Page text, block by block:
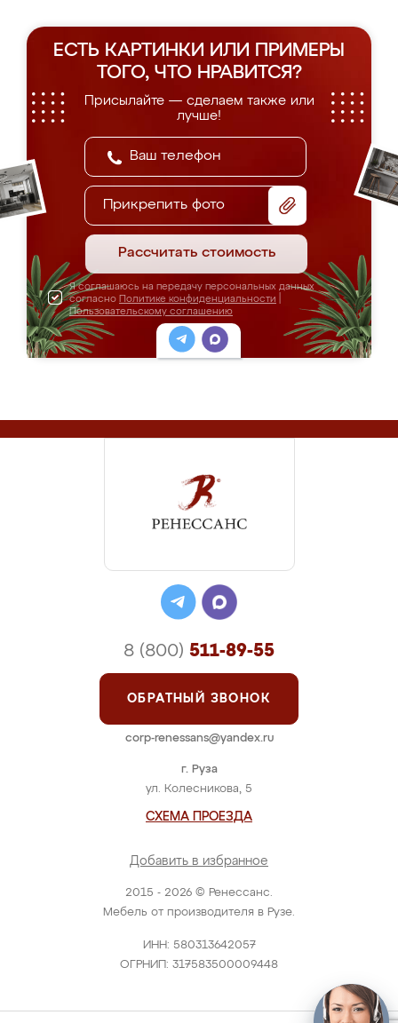
ЕСТЬ КАРТИНКИ ИЛИ ПРИМЕРЫ
ТОГО, ЧТО НРАВИТСЯ?
Присылайте — сделаем также или
лучше!
Прикрепить фото
Рассчитать стоимость
Я соглашаюсь на передачу персональных данных
согласно Политике конфиденциальности
Пользовательскому соглашению
2015 - 2026 © Ренессанс.
Мебель от производителя в Рузе.
ИНН: 580313642057
ОГРНИП: 317583500009448
г. Руза
ул. Колесникова, 5
СХЕМА ПРОЕЗДА
Добавить в избранное
8 (800) 511-89-55
ОБРАТНЫЙ ЗВОНОК
corp-renessans@yandex.ru